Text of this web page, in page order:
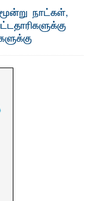
நாட்கள்,